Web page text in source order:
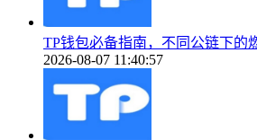
TP钱包必备指南，不同公链下的
2026-08-07 11:40:57